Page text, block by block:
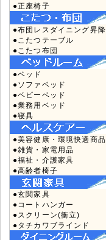
●正座椅子
●布団レスダイニング昇降
●こたつテーブル
●こたつ布団
●ベッド
●ソファベッド
●ベビーベッド
●業務用ベッド
●寝具
●美容健康・環境快適商品
●雑貨・家電用品
●福祉・介護家具
●高齢者椅子
●玄関家具
●コートハンガー
●スクリーン(衝立)
●タチカワブラインド